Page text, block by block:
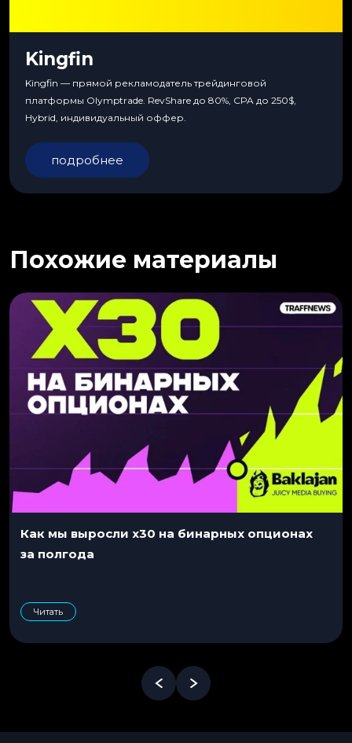
Kingfin
Kingfin — прямой рекламодатель трейдинговой
платформы Olymptrade. RevShare до 80%, CPA до 250$,
Hybrid, индивидуальный оффер.
подробнее
Похожие материалы
Как мы выросли x30 на бинарных опционах
за полгода
Читать